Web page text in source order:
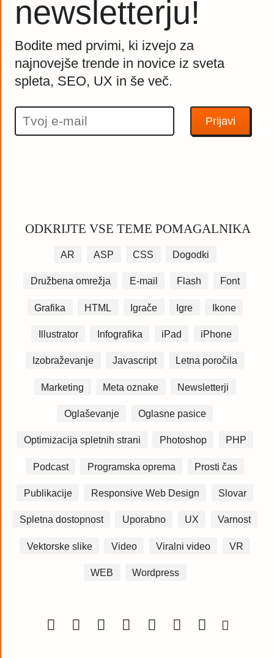
newsletterju!
Bodite med prvimi, ki izvejo za
najnovejše trende in novice iz sveta
spleta, SEO, UX in še več.
ODKRIJTE VSE TEME POMAGALNIKA
AR ASP CSS Dogodki
Družbena omrežja E-mail Flash Font
Grafika HTML Igrače Igre Ikone
Illustrator Infografika iPad iPhone
Izobraževanje Javascript Letna poročila
Marketing Meta oznake Newsletterji
Oglaševanje Oglasne pasice
Optimizacija spletnih strani Photoshop PHP
Podcast Programska oprema Prosti čas
Publikacije Responsive Web Design Slovar
Spletna dostopnost Uporabno UX Varnost
Vektorske slike Video Viralni video VR
WEB Wordpress